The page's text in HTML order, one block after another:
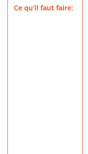
Ce qu'il faut faire: